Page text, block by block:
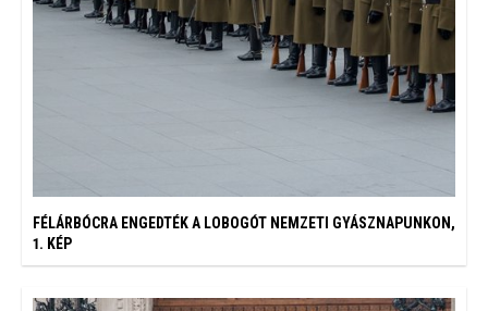
FÉLÁRBÓCRA ENGEDTÉK A LOBOGÓT NEMZETI GYÁSZNAPUNKON,
1. KÉP